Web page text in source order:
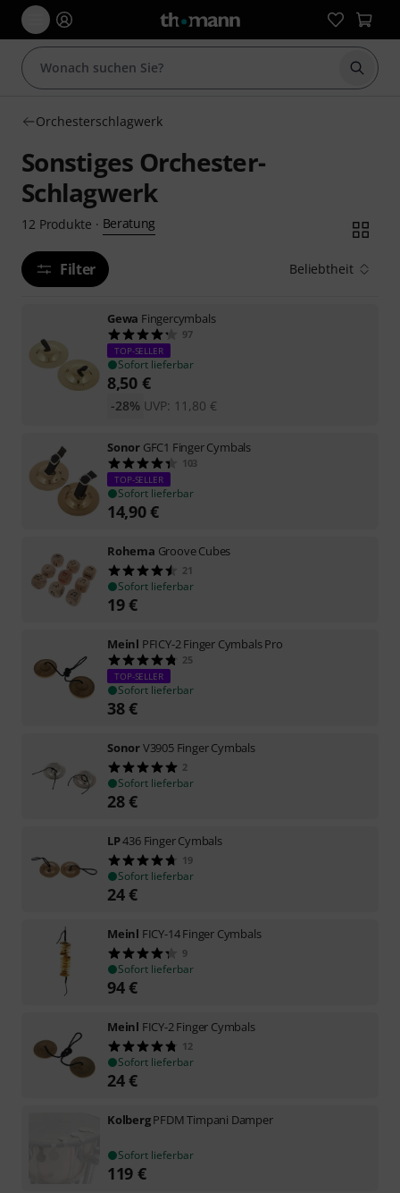
Suche
Orchesterschlagwerk
Sonstiges Orchester-
Schlagwerk
12 Produkte · Beratung
Filter Beliebtheit
Gewa Fingercymbals
97
TOP-SELLER
Sofort lieferbar
8,50 €
UVP: 11,80 €
-28%
Sonor GFC1 Finger Cymbals
103
TOP-SELLER
Sofort lieferbar
14,90€
Rohema Groove Cubes
21
Sofort lieferbar
19€
Meinl PFICY-2 Finger Cymbals Pro
25
TOP-SELLER
Sofort lieferbar
38€
SonorV3905 Finger Cymbals
2
Sofort lieferbar
28€
LP436 Finger Cymbals
19
Sofort lieferbar
24€
Meinl FICY-14 Finger Cymbals
9
Sofort lieferbar
94€
Meinl FICY-2 Finger Cymbals
12
Sofort lieferbar
24€
KolbergPFDM Timpani Damper
Sofort lieferbar
119 €